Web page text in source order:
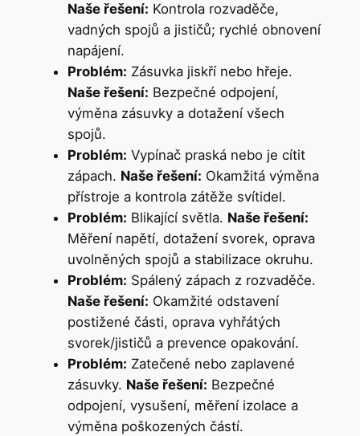
Naše řešení: Kontrola rozvaděče,
vadných spojů a jističů; rychlé obnovení
napájení.
Problém: Zásuvka jiskří nebo hřeje.
Naše řešení: Bezpečné odpojení,
výměna zásuvky a dotažení všech
spojů.
Problém: Vypínač praská nebo je cítit
zápach. Naše řešení: Okamžitá výměna
přístroje a kontrola zátěže svítidel.
Problém: Blikající světla. Naše řešení:
Měření napětí, dotažení svorek, oprava
uvolněných spojů a stabilizace okruhu.
Problém: Spálený zápach z rozvaděče.
Naše řešení: Okamžité odstavení
postižené části, oprava vyhřátých
svorek/jističů a prevence opakování.
Problém: Zatečené nebo zaplavené
zásuvky. Naše řešení: Bezpečné
odpojení, vysušení, měření izolace a
výměna poškozených částí.